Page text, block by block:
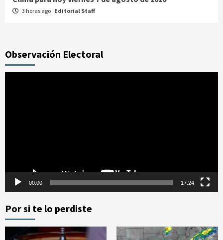
3 horas ago Editorial Staff
Observación Electoral
00:00 17:24
Por si te lo perdiste